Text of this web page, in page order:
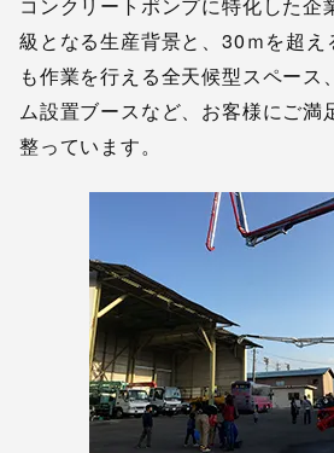
コンクリートポンプに特化した企
級となる生産背景と、30ｍを超え
も作業を行える全天候型スペース
ム設置ブースなど、お客様にご満
整っています。